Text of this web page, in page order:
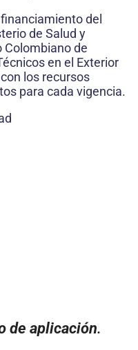
del
de Salud y
Colombiano de
en el Exterior
los recursos
para cada vigencia.
de aplicación.